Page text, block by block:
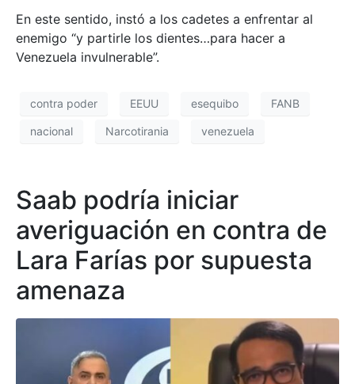
En este sentido, instó a los cadetes a enfrentar al
enemigo “y partirle los dientes…para hacer a
Venezuela invulnerable”.
contra poder EEUU esequibo FANB
nacional Narcotirania venezuela
Saab podría iniciar
averiguación en contra de
Lara Farías por supuesta
amenaza